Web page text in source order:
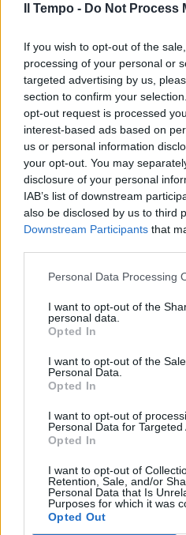
Il Tempo - Do Not Process
If you wish to opt-out of the
processing of your personal or
targeted advertising by us,
section to confirm your
opt-out request is processed
interest-based ads based on
us or personal information
your opt-out. You may
disclosure of your personal
IAB’s list of downstream
also be disclosed by us to third
Downstream Participants that
Personal Data Processing
I want to opt-out of the
personal data.
Opted In
I want to opt-out of the
Personal Data.
Opted In
I want to opt-out of
Personal Data for Targeted
Opted In
I want to opt-out of
Retention, Sale, and/or
Personal Data that Is
Purposes for which it was
Opted Out
È uno dei prodotti
italiana, uno di quelli
vale la pena di
viaggio per andarselo a
comperare da chi
come insegna la
30/01/2011
Il Campidoglio insegna
fare l'orto urbano
Ride solo Ranieri
29/08/2010
l'autodifesa ai vigili
18/04/2010
Fabiana Pellegrino